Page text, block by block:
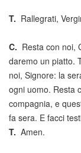
T. Rallegrati,
C. Resta con noi,
daremo un piatto.
noi, Signore: la
ogni uomo. Resta
compagnia, e
fa sera. E facci
T. Amen.